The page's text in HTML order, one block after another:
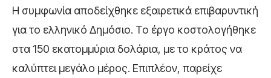
Η συμφωνία αποδείχθηκε εξαιρετικά επιβαρυντική
για το ελληνικό Δημόσιο. Το έργο κοστολογήθηκε
στα 150 εκατομμύρια δολάρια, με το κράτος να
καλύπτει μεγάλο μέρος. Επιπλέον, παρείχε